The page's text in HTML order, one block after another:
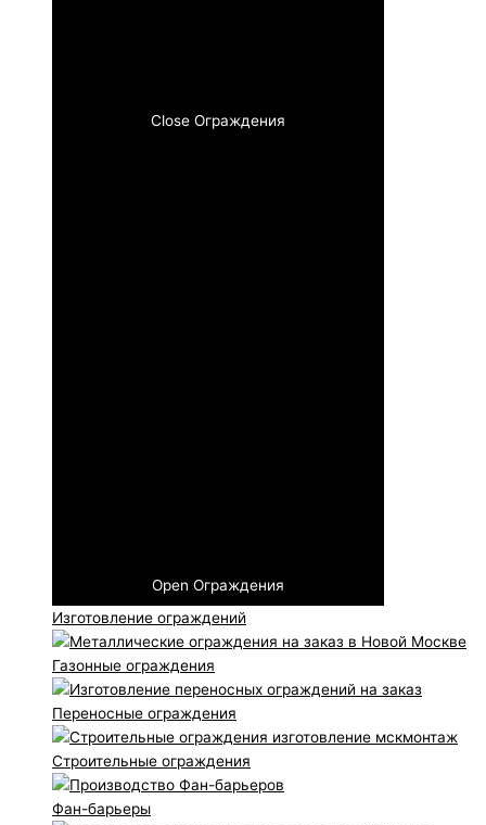
Close Ограждения
Open Ограждения
Изготовление ограждений
Газонные ограждения
Переносные ограждения
Строительные ограждения
Фан-барьеры